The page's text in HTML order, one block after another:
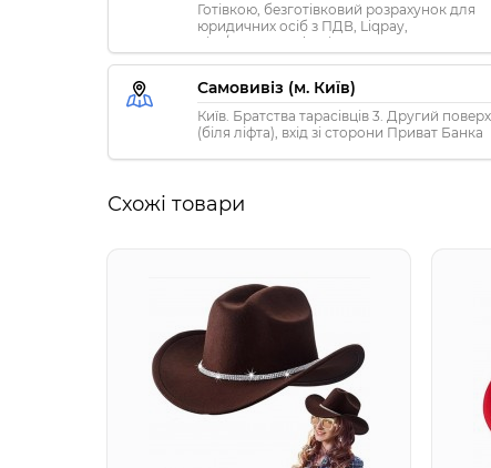
Готівкою, безготівковий розрахунок для
юридичних осіб з ПДВ, Liqpay,
Visa/MasterCard, Privat24
Самовивіз (м. Київ)
Київ. Братства тарасівців 3. Другий поверх
(біля ліфта), вхід зі сторони Приват Банка
Схожі товари